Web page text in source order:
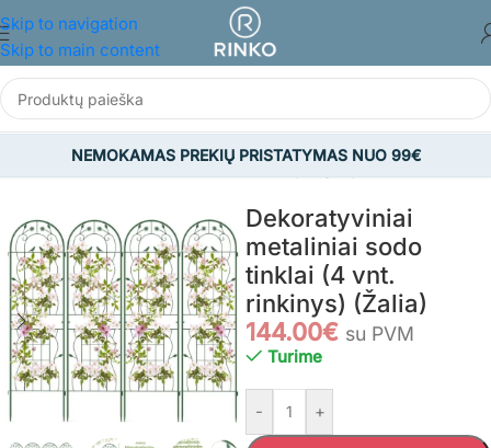
Skip to navigation
Skip to main content
NEMOKAMAS PREKIŲ PRISTATYMAS NUO 99€
SODAS/Viskas sodui/Vijoklinių augalų atramos
Dekoratyviniai
metaliniai sodo
tinklai (4 vnt.
rinkinys) (Žalia)
144.00€ su PVM
Turime
- +